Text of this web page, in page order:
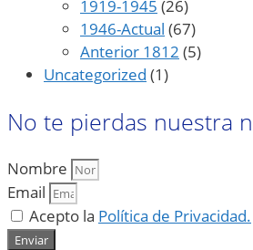
1919-1945 (26)
1946-Actual (67)
Anterior 1812 (5)
Uncategorized (1)
No te pierdas nuestra
Nombre
Email
Acepto la Política de Privacidad.
Enviar